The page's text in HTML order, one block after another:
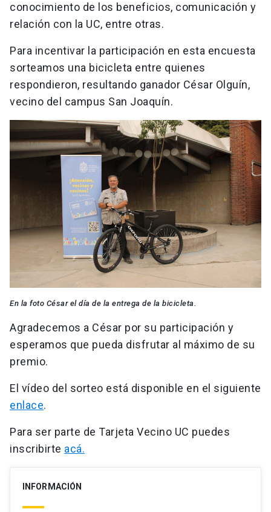
conocimiento de los beneficios, comunicación y
relación con la UC, entre otras.
Para incentivar la participación en esta encuesta
sorteamos una bicicleta entre quienes
respondieron, resultando ganador César Olguín,
vecino del campus San Joaquín.
En la foto César el día de la entrega de la bicicleta.
Agradecemos a César por su participación y
esperamos que pueda disfrutar al máximo de su
premio.
El vídeo del sorteo está disponible en el siguiente
enlace.
Para ser parte de Tarjeta Vecino UC puedes
inscribirte acá.
INFORMACIÓN